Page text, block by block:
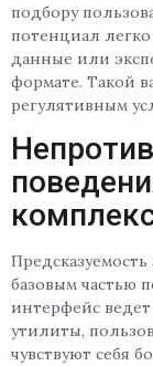
подбору
потенциал
данные или
формате. Такой
регулятивным
базовым частью
интерфейс ведет
утилиты,
чувствуют себя